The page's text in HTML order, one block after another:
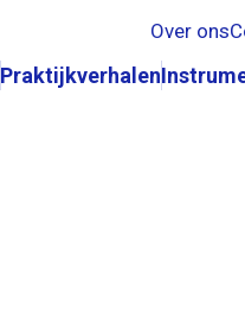
Praktijkverhalen
Over ons